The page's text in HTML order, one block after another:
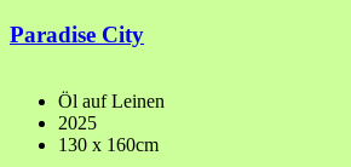
Paradise City
Öl auf Leinen
2025
130 x 160cm